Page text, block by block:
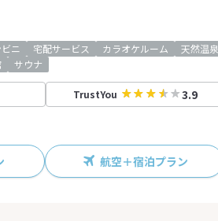
ニ 宅配サービス カラオケルーム
天然温泉
サウナ
TrustYou 3.9
航空＋宿泊プラン